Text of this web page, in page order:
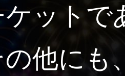
ットで
他にも